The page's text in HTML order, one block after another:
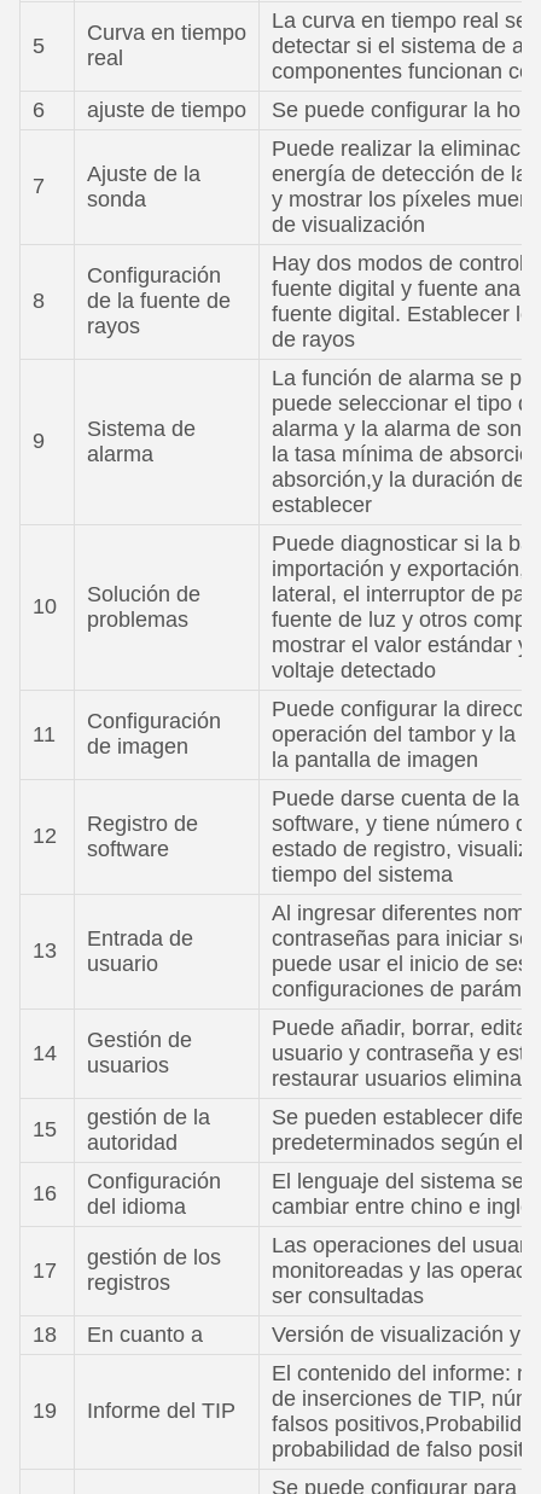
5
Curva en tiempo
real
La curva en tiempo real se
detectar si el sistema de
componentes funcionan
6
ajuste de tiempo Se puede configurar la
7
Ajuste de la
sonda
Puede realizar la
energía de detección de la
y mostrar los píxeles
de visualización
8
Configuración
de la fuente de
rayos
Hay dos modos de control
fuente digital y fuente
fuente digital. Establecer
de rayos
9
Sistema de
alarma
La función de alarma se
puede seleccionar el tipo
alarma y la alarma de
la tasa mínima de
absorción,y la duración de
establecer
10
Solución de
problemas
Puede diagnosticar si la
importación y exportación,
lateral, el interruptor de
fuente de luz y otros
mostrar el valor estándar y
voltaje detectado
11
Configuración
de imagen
Puede configurar la
operación del tambor y la
la pantalla de imagen
12
Registro de
software
Puede darse cuenta de la
software, y tiene número
estado de registro,
tiempo del sistema
13
Entrada de
usuario
Al ingresar diferentes
contraseñas para iniciar
puede usar el inicio de
configuraciones de
14
Gestión de
usuarios
Puede añadir, borrar,
usuario y contraseña y
restaurar usuarios
15
gestión de la
autoridad
Se pueden establecer
predeterminados según el
16
Configuración
del idioma
El lenguaje del sistema se
cambiar entre chino e
17
gestión de los
registros
Las operaciones del
monitoreadas y las
ser consultadas
18
En cuanto a Versión de visualización y
19 Informe del TIP
El contenido del informe:
de inserciones de TIP,
falsos
probabilidad de falso
Se puede configurar para